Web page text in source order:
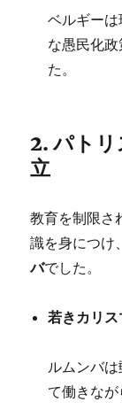
ベルギー
な愚民化
た。
2. パト
立
教育を制限さ
識を身につけ
バでした。
若きカリ
ルムンバ
て働きな